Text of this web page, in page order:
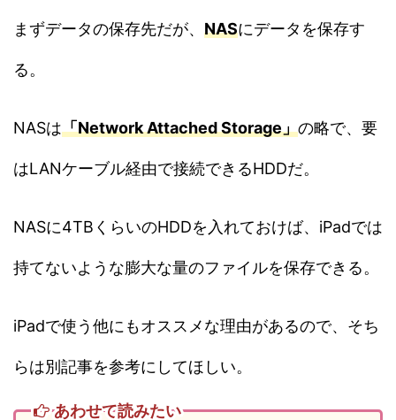
まずデータの保存先だが、 NASにデータを保存す
る。
NASは「Network Attached Storage」の略で、要
はLANケーブル経由で接続できるHDDだ。
NASに4TBくらいのHDDを入れておけば、iPadでは
持てないような膨大な量のファイルを保存できる。
iPadで使う他にもオススメな理由があるので、そち
らは別記事を参考にしてほしい。
あわせて読みたい